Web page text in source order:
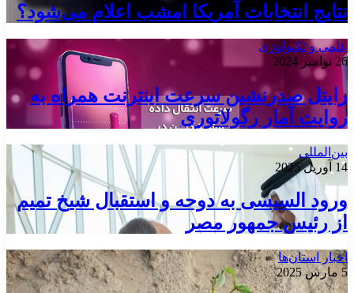
نتایج انتخابات آمریکا امشب اعلام می‌شود؟
علمی و تکنولوژی
26 نوامبر 2024
رایتل صدرنشین سرعت اینترنت همراه به
روایت آمار رگولاتوری
بین‌المللی
14 آوریل 2025
ورود السیسی به دوحه و استقبال شیخ تمیم
از رئیس جمهور مصر
اخبار استان‌ها
5 مارس 2025